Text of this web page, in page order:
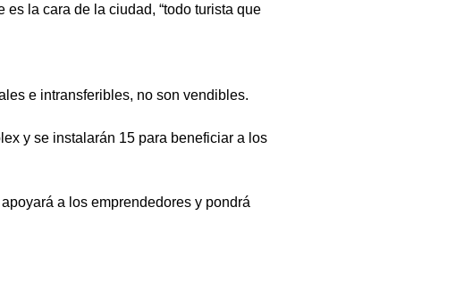
la cara de la ciudad, “todo turista que
e intransferibles, no son vendibles.
y se instalarán 15 para beneficiar a los
a los emprendedores y pondrá